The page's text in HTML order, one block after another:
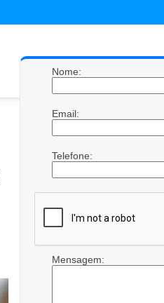
Nome:
Email:
Telefone:
Mensagem: